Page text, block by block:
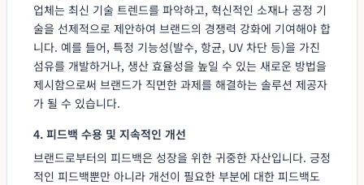
업체는 최신 기술 트렌드를 파악하고, 혁신적인 소재나 공정 기
술을 선제적으로 제안하여 브랜드의 경쟁력 강화에 기여해야 합
니다. 예를 들어, 특정 기능성(발수, 항균, UV 차단 등)을 가진
섬유를 개발하거나, 생산 효율성을 높일 수 있는 새로운 방법을
제시함으로써 브랜드가 직면한 과제를 해결하는 솔루션 제공자
가 될 수 있습니다.
4. 피드백 수용 및 지속적인 개선
브랜드로부터의 피드백은 성장을 위한 귀중한 자산입니다. 긍정
적인 피드백뿐만 아니라 개선이 필요한 부분에 대한 피드백도